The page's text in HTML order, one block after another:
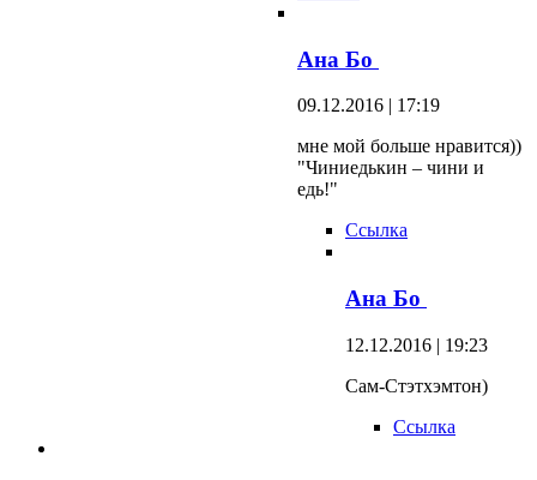
Ана Бо
09.12.2016 | 17:19
мне мой больше нравится))
"Чиниедькин – чини и
едь!"
Ссылка
Ана Бо
12.12.2016 | 19:23
Сам-Стэтхэмтон)
Ссылка